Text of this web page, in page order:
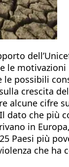
le
possibili
crescita
cifre
che più
in
Paesi più
che